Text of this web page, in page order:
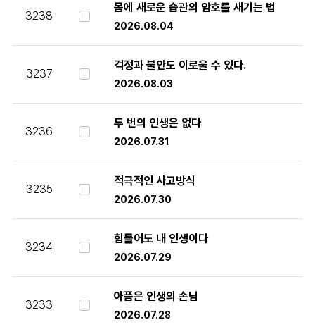
3238
몸에 새로운 습관의 암호를 새기는 법
2026.08.04
3237
걱정과 불안도 이로울 수 있다.
2026.08.03
3236
두 번의 인생은 없다
2026.07.31
3235
적극적인 사고방식
2026.07.30
3234
힘들어도 내 인생이다
2026.07.29
3233
아픔은 인생의 손님
2026.07.28